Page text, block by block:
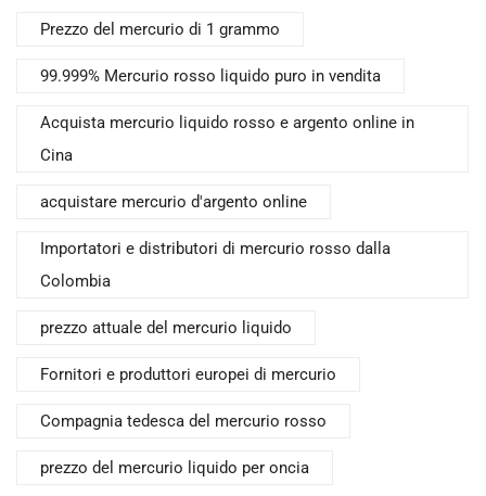
Prezzo del mercurio di 1 grammo
99.999% Mercurio rosso liquido puro in vendita
Acquista mercurio liquido rosso e argento online in
Cina
acquistare mercurio d'argento online
Importatori e distributori di mercurio rosso dalla
Colombia
prezzo attuale del mercurio liquido
Fornitori e produttori europei di mercurio
Compagnia tedesca del mercurio rosso
prezzo del mercurio liquido per oncia